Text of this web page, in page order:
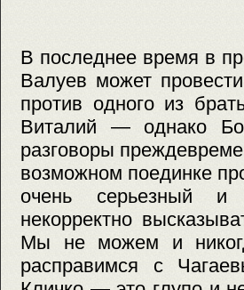
В последнее время в
Валуев может
против одного из
Виталий — однако
разговоры
возможном поединке
очень серьезный
некорректно
Мы не можем и
расправимся с